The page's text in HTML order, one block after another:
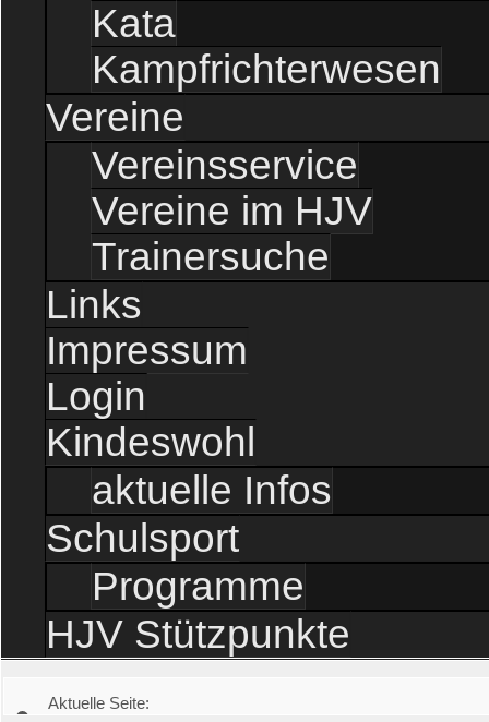
Kata
Kampfrichterwesen
Vereine
Vereinsservice
Vereine im HJV
Trainersuche
Links
Impressum
Login
Kindeswohl
aktuelle Infos
Schulsport
Programme
HJV Stützpunkte